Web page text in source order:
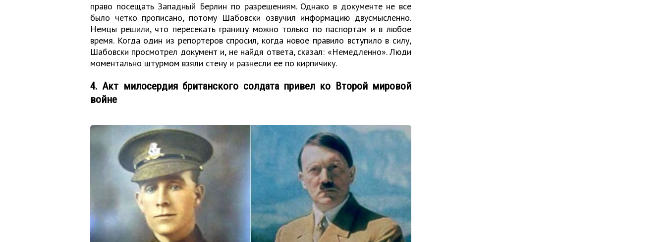
право посещать Западный Берлин по разрешениям. Однако в документе не все
было четко прописано, потому Шабовски озвучил информацию двусмысленно.
Немцы решили, что пересекать границу можно только по паспортам и в любое
время. Когда один из репортеров спросил, когда новое правило вступило в силу,
Шабовски просмотрел документ и, не найдя ответа, сказал: «Немедленно». Люди
моментально штурмом взяли стену и разнесли ее по кирпичику.
4. Акт милосердия британского солдата привел ко Второй мировой
войне